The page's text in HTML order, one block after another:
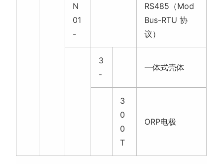
N
01
-
RS485（Mod
Bus-RTU 协
议）
3
-
一体式壳体
3
0
0
T
ORP电极